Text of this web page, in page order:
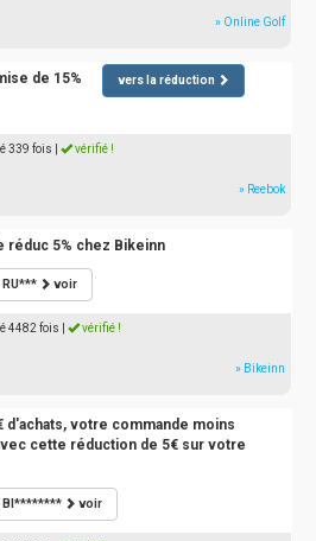
» Online Golf
de 15% vers la réduction
339 fois vérifié !
» Reebok
réduc 5% chez Bikeinn
RU*** voir
4482 fois vérifié !
» Bikeinn
d'achats, votre commande moins
cette réduction de 5€ sur votre
BI******** voir